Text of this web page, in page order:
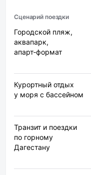
Сценарий поездки
Городской пляж,
аквапарк,
апарт‑формат
Курортный отдых
у моря с бассейном
Транзит и поездки
по горному
Дагестану